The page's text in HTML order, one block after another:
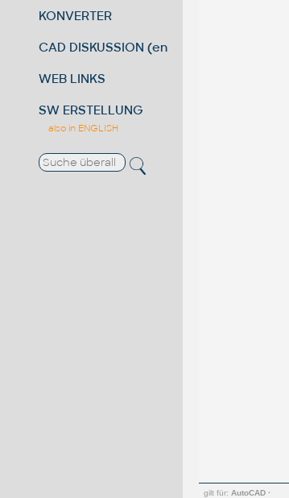
KONVERTER
CAD DISKUSSION (en)
WEB LINKS
SW ERSTELLUNG
also in ENGLISH
gilt für: AutoCAD·